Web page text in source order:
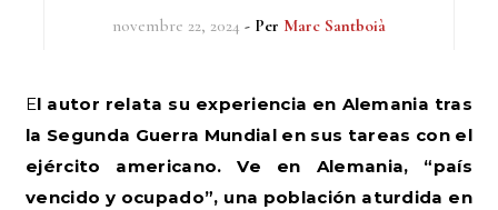
novembre 22, 2024 - Per Marc Santboià
El autor relata su experiencia en Alemania tras
la Segunda Guerra Mundial en sus tareas con el
ejército americano. Ve en Alemania, “país
vencido y ocupado”, una población aturdida en